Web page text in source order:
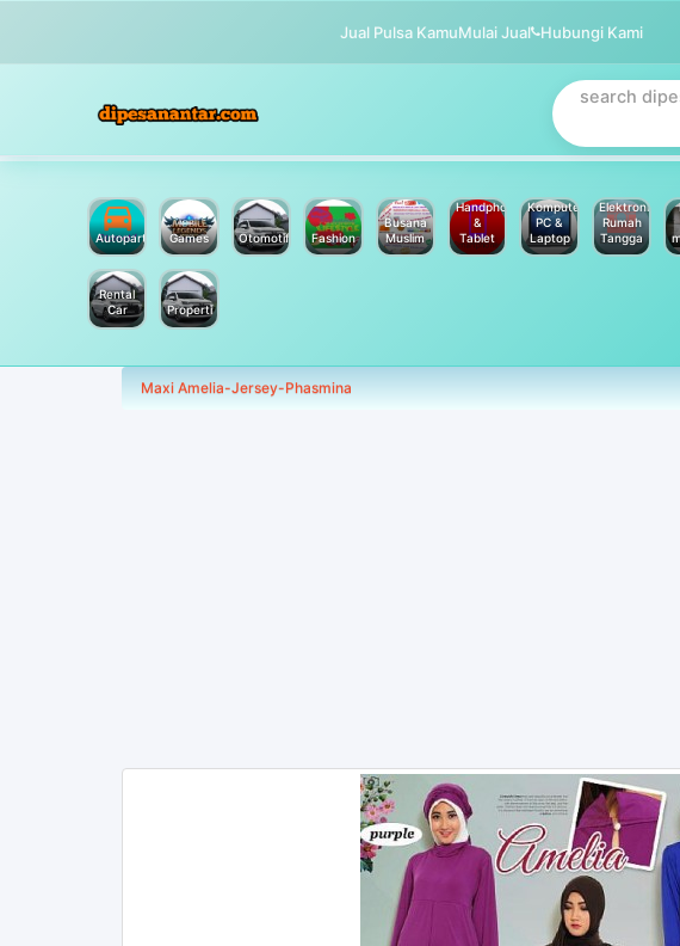
Jual Pulsa KamuMulai Jual Hubungi Kami
Autoparts Games Otomotif Fashion
Busana
Muslim
Handphone
&
Tablet
Komputer
PC &
Laptop
Elektronik
Rumah
Tangga
Rental
Car
Properti
Maxi Amelia-Jersey-Phasmina